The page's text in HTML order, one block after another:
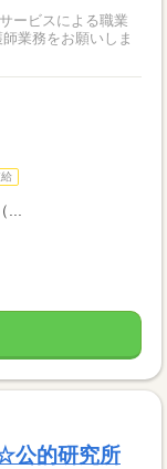
ービスによる職業
業務をお願いしま
公的研究所